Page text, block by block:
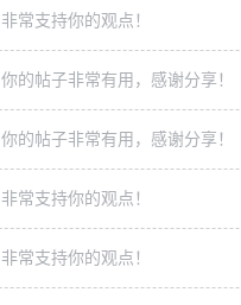
非常支持你的观点！
你的帖子非常有用，感谢分享！
你的帖子非常有用，感谢分享！
非常支持你的观点！
非常支持你的观点！